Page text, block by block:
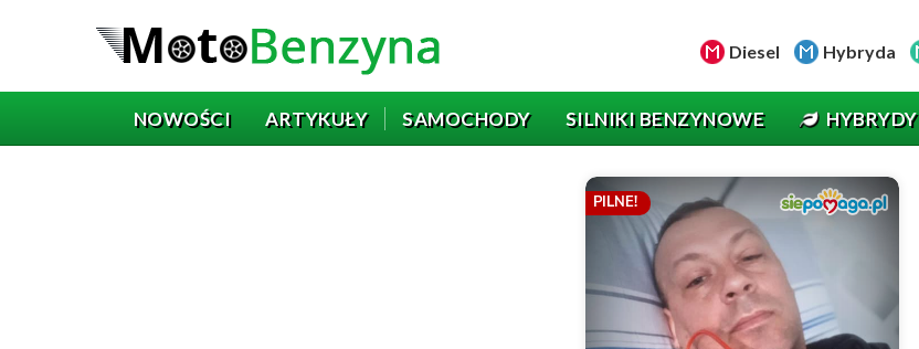
Diesel Hybryda
NOWOŚCI ARTYKUŁY SAMOCHODY SILNIKI BENZYNOWE HYBRYDY